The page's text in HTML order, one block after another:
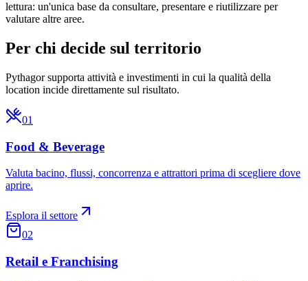
lettura: un'unica base da consultare, presentare e riutilizzare per
valutare altre aree.
Per chi decide sul territorio
Pythagor supporta attività e investimenti in cui la qualità della
location incide direttamente sul risultato.
01
Food & Beverage
Valuta bacino, flussi, concorrenza e attrattori prima di scegliere dove
aprire.
Esplora il settore
02
Retail e Franchising